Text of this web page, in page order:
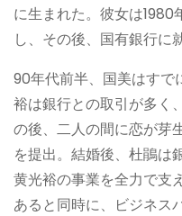
に生まれた。彼女は
し、その後、国有銀行に
90年代前半、国美はすで
裕は銀行との取引が多く
の後、二人の間に恋が芽
を提出。結婚後、杜鵑は
黄光裕の事業を全力で支
あると同時に、ビジネス